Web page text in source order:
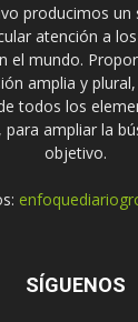
producimos un
atención a
el mundo.
amplia y
todos los
ampliar la
objetivo.
SÍGUENOS